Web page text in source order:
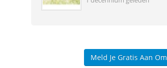
Meld Je Gratis Aan